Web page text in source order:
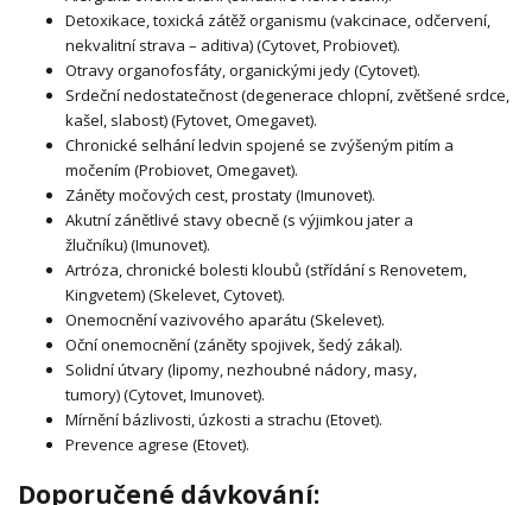
Detoxikace, toxická zátěž organismu (vakcinace, odčervení,
nekvalitní strava – aditiva) (Cytovet, Probiovet).
Otravy organofosfáty, organickými jedy (Cytovet).
Srdeční nedostatečnost (degenerace chlopní, zvětšené srdce,
kašel, slabost) (Fytovet, Omegavet).
Chronické selhání ledvin spojené se zvýšeným pitím a
močením (Probiovet, Omegavet).
Záněty močových cest, prostaty (Imunovet).
Akutní zánětlivé stavy obecně (s výjimkou jater a
žlučníku) (Imunovet).
Artróza, chronické bolesti kloubů (střídání s Renovetem,
Kingvetem) (Skelevet, Cytovet).
Onemocnění vazivového aparátu (Skelevet).
Oční onemocnění (záněty spojivek, šedý zákal).
Solidní útvary (lipomy, nezhoubné nádory, masy,
tumory) (Cytovet, Imunovet).
Mírnění bázlivosti, úzkosti a strachu (Etovet).
Prevence agrese (Etovet).
Doporučené dávkování: